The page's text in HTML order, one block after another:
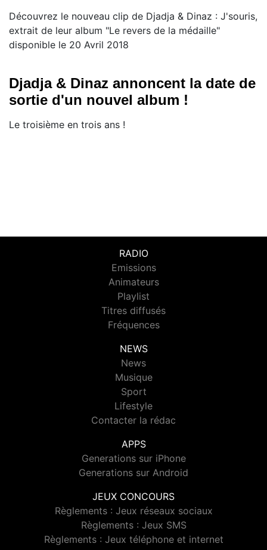
Découvrez le nouveau clip de Djadja & Dinaz : J'souris,
extrait de leur album "Le revers de la médaille"
disponible le 20 Avril 2018
Djadja & Dinaz annoncent la date de
sortie d'un nouvel album !
Le troisième en trois ans !
RADIO
Emissions
Animateurs
Playlist
Titres diffusés
Fréquences
NEWS
News
Musique
Sport
Lifestyle
Contacter la rédac
APPS
Generations sur iPhone
Generations sur Android
JEUX CONCOURS
Règlements : Jeux réseaux sociaux
Règlements : Jeux SMS
Règlements : Jeux téléphone et internet